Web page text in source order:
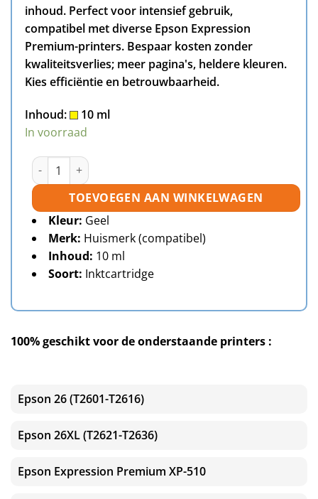
inhoud. Perfect voor intensief gebruik,
compatibel met diverse Epson Expression
Premium-printers. Bespaar kosten zonder
kwaliteitsverlies; meer pagina's, heldere kleuren.
Kies efficiëntie en betrouwbaarheid.
Inhoud:
10 ml
In voorraad
Epson 26XL (T2634) inktcartridge geel huismerk aantal
TOEVOEGEN AAN WINKELWAGEN
Kleur: Geel
Merk: Huismerk (compatibel)
Inhoud: 10 ml
Soort: Inktcartridge
100% geschikt voor de onderstaande printers :
Epson 26 (T2601-T2616)
Epson 26XL (T2621-T2636)
Epson Expression Premium XP-510